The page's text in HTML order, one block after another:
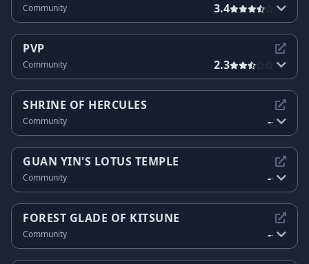
Community 3.4
PVP
Community 2.3
SHRINE OF HERCULES
Community --
GUAN YIN'S LOTUS TEMPLE
Community --
FOREST GLADE OF KITSUNE
Community --